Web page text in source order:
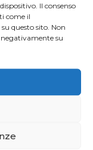
Il consenso
come il
questo sito. Non
negativamente su
alle 20.00.
alle 21:00